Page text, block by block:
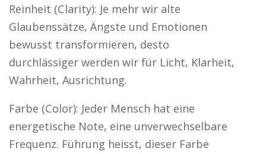
Reinheit (Clarity): Je mehr wir alte
Glaubenssätze, Ängste und Emotionen
bewusst transformieren, desto
durchlässiger werden wir für Licht, Klarheit,
Wahrheit, Ausrichtung.
Farbe (Color): Jeder Mensch hat eine
energetische Note, eine unverwechselbare
Frequenz. Führung heisst, dieser Farbe